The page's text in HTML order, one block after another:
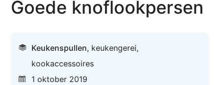
Goede knoflookpersen
Keukenspullen, keukengerei,
kookaccessoires
1 oktober 2019